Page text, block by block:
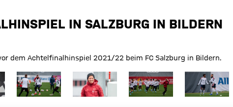
IN SALZBURG IN BILDERN
dem Achtelfinalhinspiel 2021/22 beim FC Salzburg in Bildern.
Größe
Zeige in voller GrößeZeige in voller GrößeZeige in voller GrößeZeige in